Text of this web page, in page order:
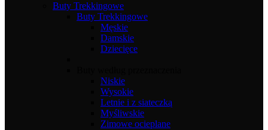
Buty Trekkingowe
Buty Trekkingowe
Męskie
Damskie
Dziecięce
Niskie
Wysokie
Letnie i z siateczką
Myśliwskie
Zimowe ocieplane